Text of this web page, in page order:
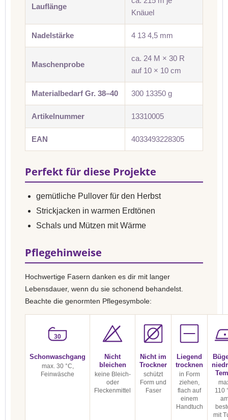
Lauflänge
Knäuel
Nadelstärke 4 13 4,5 mm
Maschenprobe
ca. 24 M × 30 R
auf 10 × 10 cm
Materialbedarf Gr. 38–40 300 13350 g
Artikelnummer 13310005
EAN 4033493228305
Perfekt für diese Projekte
gemütliche Pullover für den Herbst
Strickjacken in warmen Erdtönen
Schals und Mützen mit Wärme
Pflegehinweise
Hochwertige Fasern danken es dir mit langer
Lebensdauer, wenn du sie schonend behandelst.
Beachte die genormten Pflegesymbole:
30
Schonwaschgang
max. 30 °C,
Feinwäsche
Nicht
bleichen
keine Bleich-
oder
Fleckenmittel
Nicht im
Trockner
schützt
Form und
Faser
Liegend
trocknen
in Form
ziehen,
flach auf
einem
Handtuch
110
mit